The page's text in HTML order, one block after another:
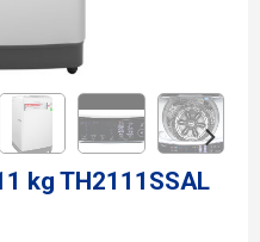
kg TH2111SSAL